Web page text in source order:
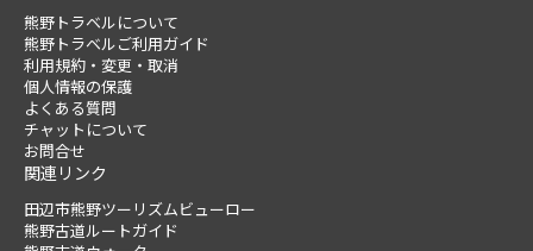
熊野トラベルについて
熊野トラベルご利用ガイド
利用規約・変更・取消
個人情報の保護
よくある質問
チャットについて
お問合せ
関連リンク
田辺市熊野ツーリズムビューロー
熊野古道ルートガイド